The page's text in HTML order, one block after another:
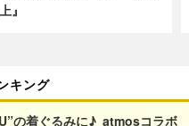
上』
キング
の着ぐるみに♪ atmosコラボ